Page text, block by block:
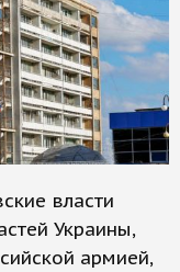
власти
Украины,
армией,